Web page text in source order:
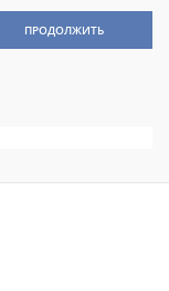
ПРОДОЛЖИТЬ